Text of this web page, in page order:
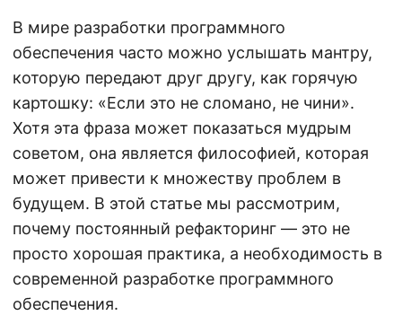
В мире разработки программного
обеспечения часто можно услышать мантру,
которую передают друг другу, как горячую
картошку: «Если это не сломано, не чини».
Хотя эта фраза может показаться мудрым
советом, она является философией, которая
может привести к множеству проблем в
будущем. В этой статье мы рассмотрим,
почему постоянный рефакторинг — это не
просто хорошая практика, а необходимость в
современной разработке программного
обеспечения.